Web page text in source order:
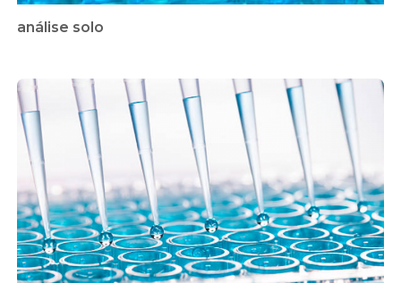
análise solo